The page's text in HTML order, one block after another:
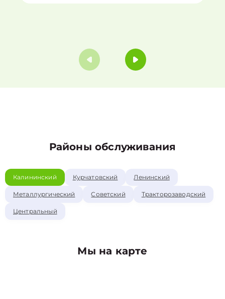
Районы обслуживания
Калининский Курчатовский Ленинский
Металлургический Советский Тракторозаводский
Центральный
Мы на карте